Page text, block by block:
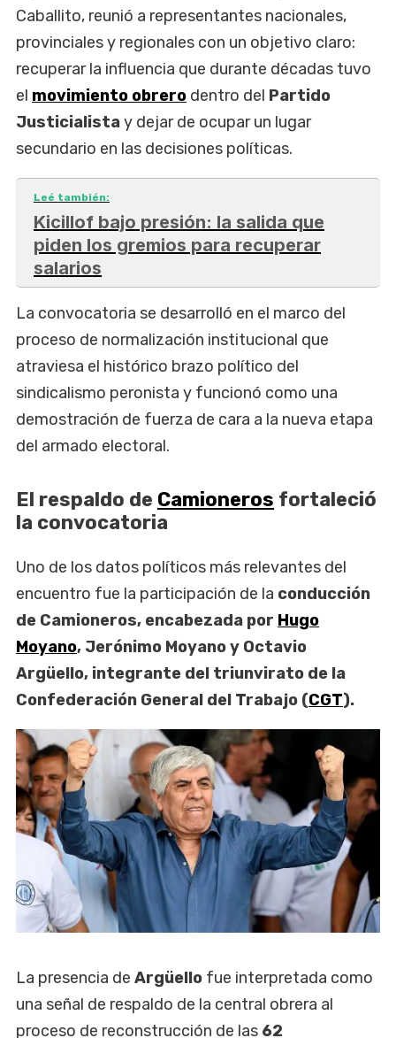
Caballito, reunió a representantes nacionales,
provinciales y regionales con un objetivo claro:
recuperar la influencia que durante décadas tuvo
el movimiento obrero dentro del Partido
Justicialistay dejar de ocupar un lugar
secundario en las decisiones políticas.
Leé también:
Kicillof bajo presión: la salida que
piden los gremios para recuperar
salarios
La convocatoria se desarrolló en el marco del
proceso de normalización institucional que
atraviesa el histórico brazo político del
sindicalismo peronista y funcionó como una
demostración de fuerza de cara a la nueva etapa
del armado electoral.
El respaldo de Camioneros fortaleció
la convocatoria
Uno de los datos políticos más relevantes del
encuentro fue la participación de la conducción
de Camioneros, encabezada por Hugo
Moyano, Jerónimo Moyano y Octavio
Argüello, integrante del triunvirato de la
Confederación General del Trabajo (CGT).
La presencia de Argüello fue interpretada como
una señal de respaldo de la central obrera al
proceso de reconstrucción de las 62